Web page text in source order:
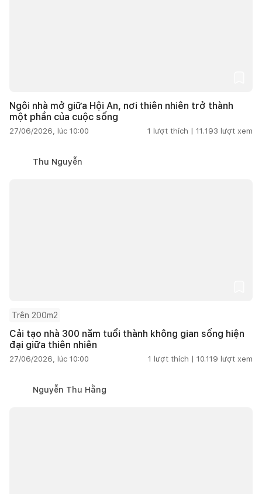
Ngôi nhà mở giữa Hội An, nơi thiên nhiên trở thành
một phần của cuộc sống
27/06/2026, lúc 10:00 1 lượt thích | 11.193 lượt xem
Thu Nguyễn
Trên 200m2
Cải tạo nhà 300 năm tuổi thành không gian sống hiện
đại giữa thiên nhiên
27/06/2026, lúc 10:00 1 lượt thích | 10.119 lượt xem
Nguyễn Thu Hằng